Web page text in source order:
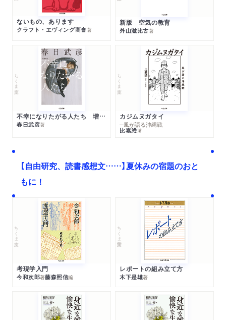
ないもの、あります
クラフト・エヴィング商會著
新版 空気の教育
外山滋比古著
ちくま文庫
不幸になりたがる人たち 増補新版
春日武彦著
ちくま文庫
カジムヌガタイ
─風が語る沖縄戦
比嘉慂著
【自由研究、読書感想文……】夏休みの宿題のおと
もに！
ちくま文庫
考現学入門
今和次郎著藤森照信編
ちくま学芸文庫
レポートの組み立て方
木下是雄著